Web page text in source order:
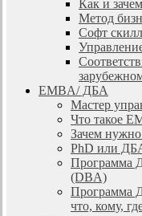
Как и
Метод
Софт
EMBA/ ДБA
Мастер
Что такое
Зачем
PhD или
Программа
(DBА)
Программа
что, кому,